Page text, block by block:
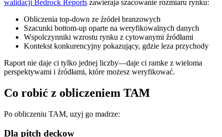
walidacji Bedrock Reports zawieraja szacowanie rozmiaru rynku:
Obliczenia top-down ze źródeł branzowych
Szacunki bottom-up oparte na weryfikowalnych danych
Wspolczynniki wzrostu rynku z cytowanymi źródłami
Kontekst konkurencyjny pokazujący, gdzie leza przychody
Raport nie daje ci tylko jednej liczby—daje ci ramke z wieloma
perspektywami i źródłami, które możesz weryfikować.
Co robić z obliczeniem TAM
Po obliczeniu TAM, uzyj go madrze:
Dla pitch deckow